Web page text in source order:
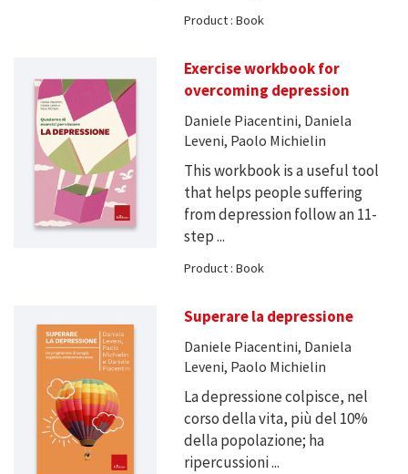
Product : Book
Exercise workbook for
overcoming depression
Daniele Piacentini, Daniela
Leveni, Paolo Michielin
This workbook is a useful tool
that helps people suffering
from depression follow an 11-
step ...
Product : Book
Superare la depressione
Daniele Piacentini, Daniela
Leveni, Paolo Michielin
La depressione colpisce, nel
corso della vita, più del 10%
della popolazione; ha
ripercussioni ...